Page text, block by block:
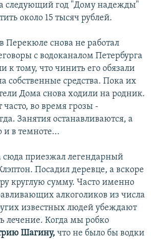
следующий год "Дому надежды"
около 15 тысяч рублей.
Перекюле снова не работал
с водоканалом Петербурга
к тому, что чинить его обязали
собственные средства. Пока их
Дома снова ходили на родник.
часто, во время грозы -
Занятия останавливаются, а
и в темноте...
сюда приезжал легендарный
Посадил деревце, а вскоре
круглую сумму. Часто именно
алкоголиков из числа
известных людей убеждают
лечение. Когда мы робко
Шагину, что не было бы водки